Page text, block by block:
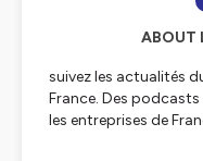
ABOUT
suivez les actualités
France. Des
les entreprises de